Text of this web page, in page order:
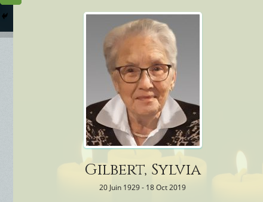
Columbarium
Services Funéraires
Gilbert, Sylvia
20 Juin 1929 - 18 Oct 2019